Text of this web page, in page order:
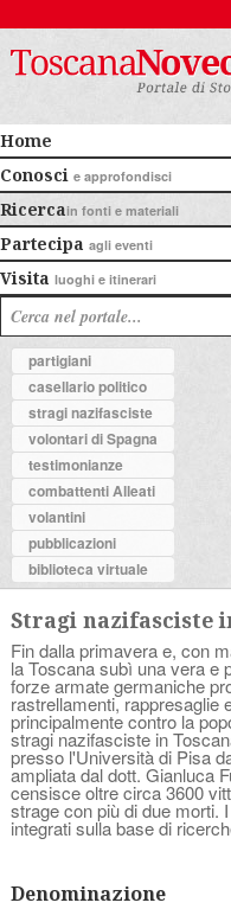
Home
Conosci e approfondisci
Ricercain fonti e materiali
Partecipa agli eventi
Visita luoghi e itinerari
partigiani
casellario politico
stragi nazifasciste
volontari di Spagna
testimonianze
combattenti Alleati
volantini
pubblicazioni
biblioteca virtuale
Stragi nazifasciste
Fin dalla primavera e, con
la Toscana subì una vera e
forze armate germaniche
rastrellamenti, rappresaglie
principalmente contro la
stragi nazifasciste in
presso l'Università di Pisa
ampliata dal dott. Gianluca
censisce oltre circa 3600
strage con più di due morti.
integrati sulla base di
Denominazione